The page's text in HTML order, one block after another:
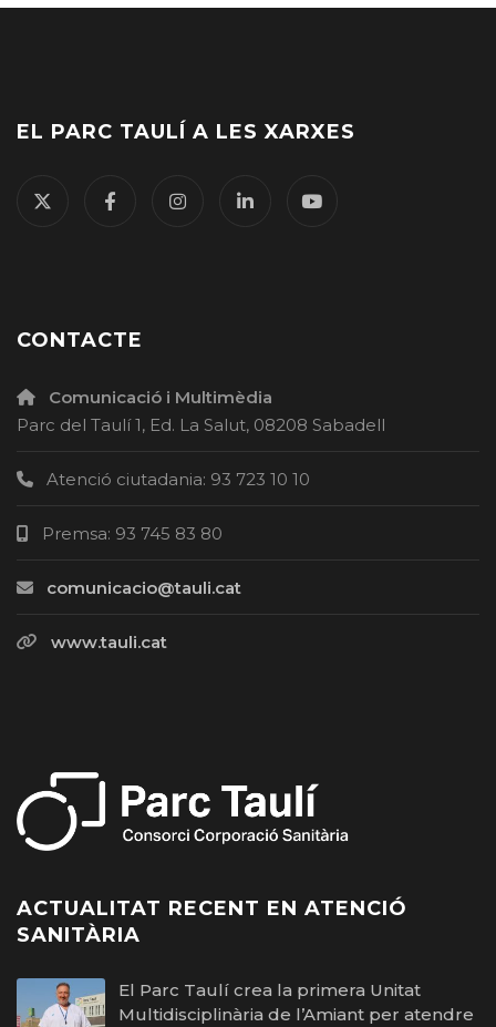
EL PARC TAULÍ A LES XARXES
CONTACTE
Comunicació i Multimèdia
Parc del Taulí 1, Ed. La Salut, 08208 Sabadell
Atenció ciutadania: 93 723 10 10
Premsa: 93 745 83 80
comunicacio@tauli.cat
www.tauli.cat
ACTUALITAT RECENT EN ATENCIÓ
SANITÀRIA
El Parc Taulí crea la primera Unitat
Multidisciplinària de l’Amiant per atendre